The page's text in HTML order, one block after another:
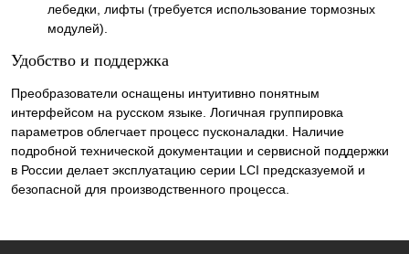
лебедки, лифты (требуется использование тормозных
модулей).
Удобство и поддержка
Преобразователи оснащены интуитивно понятным
интерфейсом на русском языке. Логичная группировка
параметров облегчает процесс пусконаладки. Наличие
подробной технической документации и сервисной поддержки
в России делает эксплуатацию серии LCI предсказуемой и
безопасной для производственного процесса.